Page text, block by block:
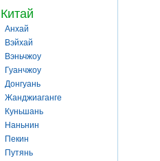
Китай
Анхай
Вэйхай
Вэньчжоу
Гуанчжоу
Донгуань
Жанджиаганге
Куньшань
Наньнин
Пекин
Путянь